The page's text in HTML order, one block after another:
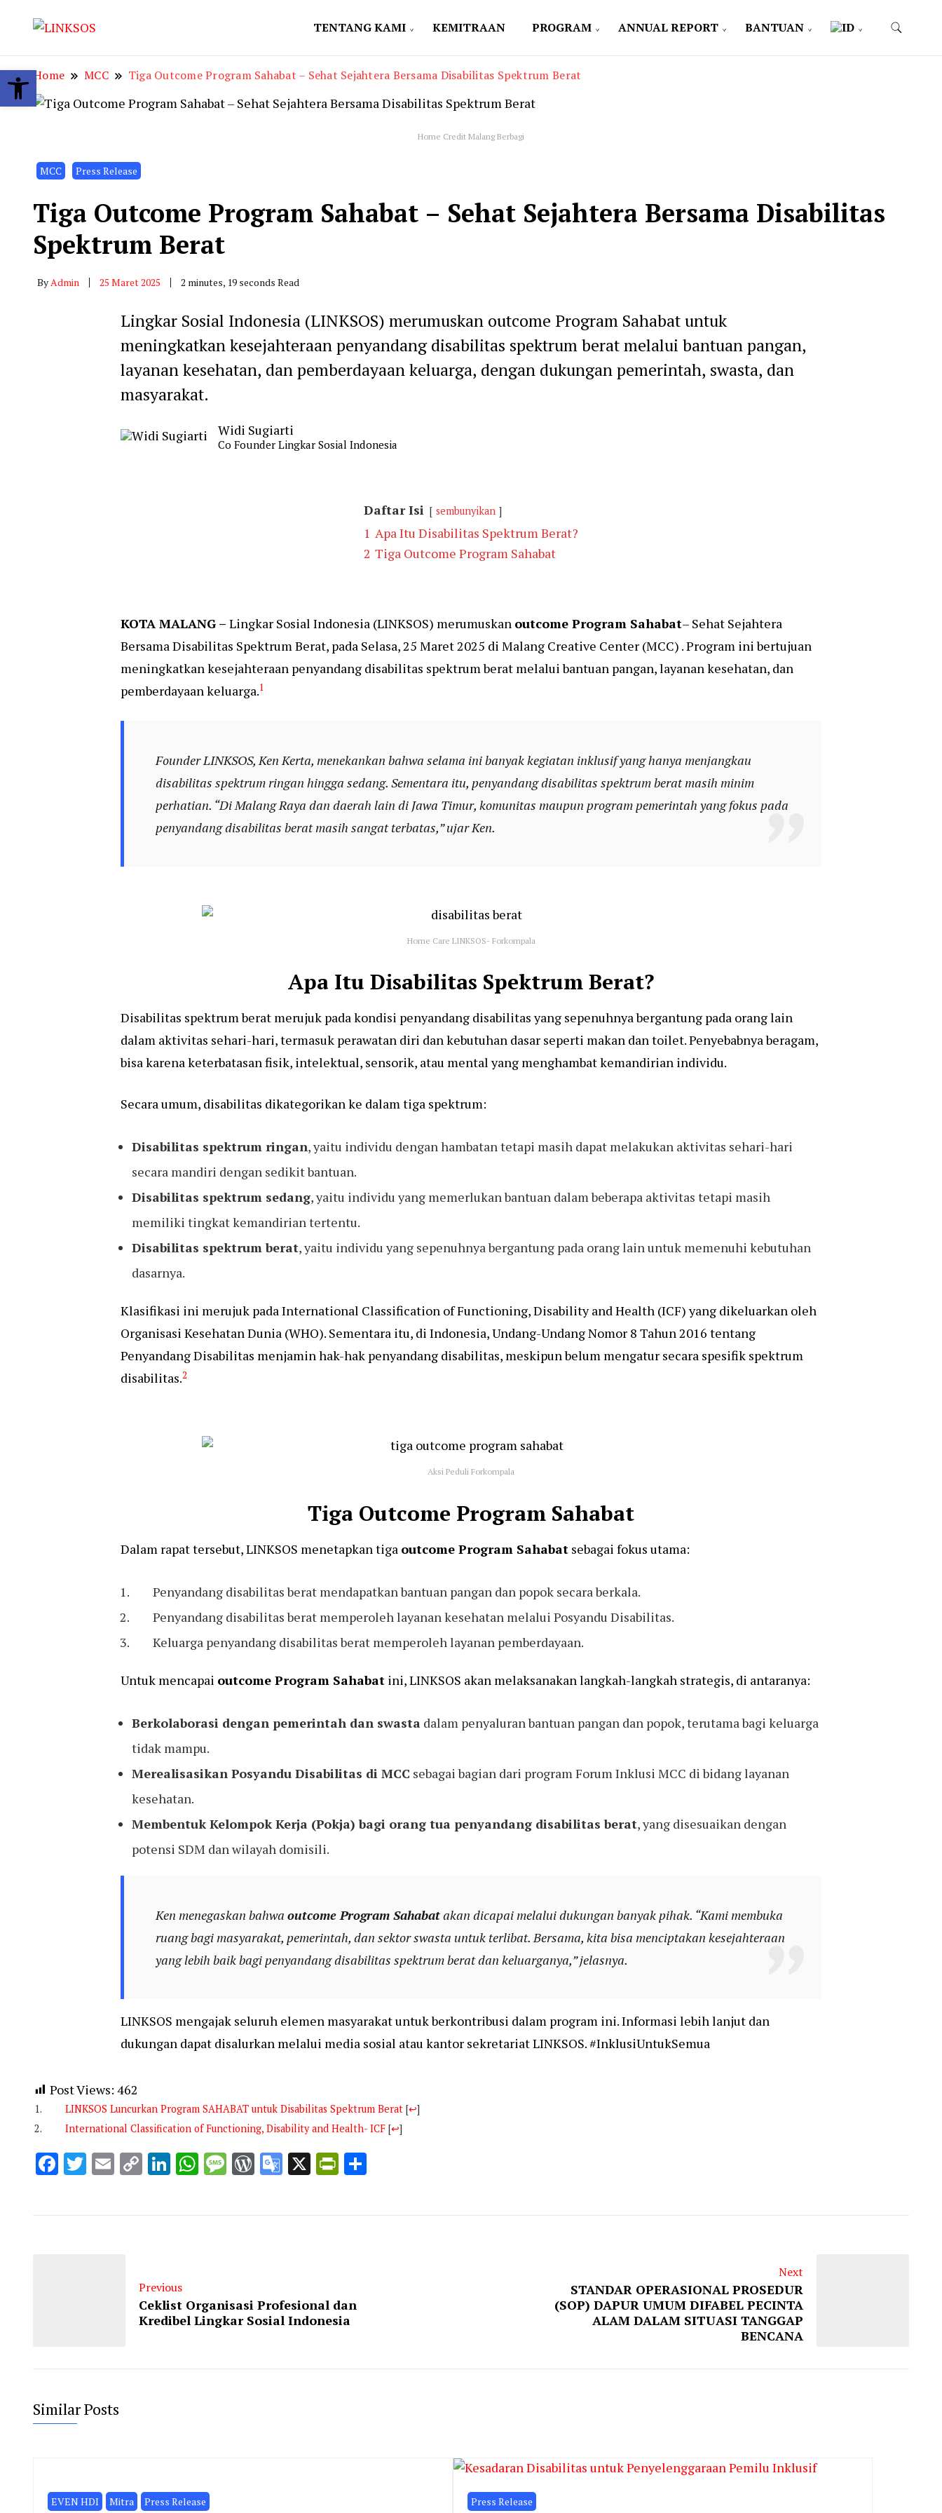
TENTANG KAMI KEMITRAAN PROGRAM ANNUAL REPORT BANTUAN
Home MCC Tiga Outcome Program Sahabat – Sehat Sejahtera Bersama Disabilitas Spektrum Berat
Home Credit Malang Berbagi
MCC Press Release
Tiga Outcome Program Sahabat – Sehat Sejahtera Bersama Disabilitas
Spektrum Berat
ByAdmin 25 Maret 2025 2 minutes, 19 seconds Read
Lingkar Sosial Indonesia (LINKSOS) merumuskan outcome Program Sahabat untuk
meningkatkan kesejahteraan penyandang disabilitas spektrum berat melalui bantuan pangan,
layanan kesehatan, dan pemberdayaan keluarga, dengan dukungan pemerintah, swasta, dan
masyarakat.
Widi Sugiarti
Co Founder Lingkar Sosial Indonesia
Daftar Isi sembunyikan
1 Apa Itu Disabilitas Spektrum Berat?
2 Tiga Outcome Program Sahabat
KOTA MALANG – Lingkar Sosial Indonesia (LINKSOS) merumuskan outcome Program Sahabat– Sehat Sejahtera
Bersama Disabilitas Spektrum Berat, pada Selasa, 25 Maret 2025 di Malang Creative Center (MCC) . Program ini bertujuan
meningkatkan kesejahteraan penyandang disabilitas spektrum berat melalui bantuan pangan, layanan kesehatan, dan
pemberdayaan keluarga.1
Founder LINKSOS, Ken Kerta, menekankan bahwa selama ini banyak kegiatan inklusif yang hanya menjangkau
disabilitas spektrum ringan hingga sedang. Sementara itu, penyandang disabilitas spektrum berat masih minim
perhatian. “Di Malang Raya dan daerah lain di Jawa Timur, komunitas maupun program pemerintah yang fokus pada
penyandang disabilitas berat masih sangat terbatas,” ujar Ken.
Home Care LINKSOS- Forkompala
Apa Itu Disabilitas Spektrum Berat?
Disabilitas spektrum berat merujuk pada kondisi penyandang disabilitas yang sepenuhnya bergantung pada orang lain
dalam aktivitas sehari-hari, termasuk perawatan diri dan kebutuhan dasar seperti makan dan toilet. Penyebabnya beragam,
bisa karena keterbatasan fisik, intelektual, sensorik, atau mental yang menghambat kemandirian individu.
Secara umum, disabilitas dikategorikan ke dalam tiga spektrum:
Disabilitas spektrum ringan, yaitu individu dengan hambatan tetapi masih dapat melakukan aktivitas sehari-hari
secara mandiri dengan sedikit bantuan.
Disabilitas spektrum sedang, yaitu individu yang memerlukan bantuan dalam beberapa aktivitas tetapi masih
memiliki tingkat kemandirian tertentu.
Disabilitas spektrum berat, yaitu individu yang sepenuhnya bergantung pada orang lain untuk memenuhi kebutuhan
dasarnya.
Klasifikasi ini merujuk pada International Classification of Functioning, Disability and Health (ICF) yang dikeluarkan oleh
Organisasi Kesehatan Dunia (WHO). Sementara itu, di Indonesia, Undang-Undang Nomor 8 Tahun 2016 tentang
Penyandang Disabilitas menjamin hak-hak penyandang disabilitas, meskipun belum mengatur secara spesifik spektrum
disabilitas.2
Aksi Peduli Forkompala
Tiga Outcome Program Sahabat
Dalam rapat tersebut, LINKSOS menetapkan tiga outcome Program Sahabat sebagai fokus utama:
Penyandang disabilitas berat mendapatkan bantuan pangan dan popok secara berkala.
Penyandang disabilitas berat memperoleh layanan kesehatan melalui Posyandu Disabilitas.
Keluarga penyandang disabilitas berat memperoleh layanan pemberdayaan.
Untuk mencapai outcome Program Sahabat ini, LINKSOS akan melaksanakan langkah-langkah strategis, di antaranya:
Berkolaborasi dengan pemerintah dan swasta dalam penyaluran bantuan pangan dan popok, terutama bagi keluarga
tidak mampu.
Merealisasikan Posyandu Disabilitas di MCC sebagai bagian dari program Forum Inklusi MCC di bidang layanan
kesehatan.
Membentuk Kelompok Kerja (Pokja) bagi orang tua penyandang disabilitas berat, yang disesuaikan dengan
potensi SDM dan wilayah domisili.
Ken menegaskan bahwa outcome Program Sahabatakan dicapai melalui dukungan banyak pihak. “Kami membuka
ruang bagi masyarakat, pemerintah, dan sektor swasta untuk terlibat. Bersama, kita bisa menciptakan kesejahteraan
yang lebih baik bagi penyandang disabilitas spektrum berat dan keluarganya,” jelasnya.
LINKSOS mengajak seluruh elemen masyarakat untuk berkontribusi dalam program ini. Informasi lebih lanjut dan
dukungan dapat disalurkan melalui media sosial atau kantor sekretariat LINKSOS. #InklusiUntukSemua
Post Views: 462
LINKSOS Luncurkan Program SAHABAT untuk Disabilitas Spektrum Berat [↩]
International Classification of Functioning, Disability and Health- ICF [↩]
Facebook
Twitter
EmailCopyLinkedIn
WhatsApp
Message
WordPress
Google
X PrintFriendly
Previous
Ceklist Organisasi Profesional dan
Kredibel Lingkar Sosial Indonesia
Next
STANDAR OPERASIONAL PROSEDUR
(SOP) DAPUR UMUM DIFABEL PECINTA
ALAM DALAM SITUASI TANGGAP
BENCANA
Similar Posts
EVEN HDI Mitra Press Release Press Release
Open toolbar